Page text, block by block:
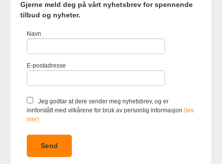
Nyhetsbrev
Foretaksregisteret 920903363
du får en bedre kjøpsopplevelse og
bruker cookies hovedsaklig til å
hva du har puttet i handlekurven
din. Fortsett å bruke siden som
mer
Gjerne meld deg på vårt nyhetsbrev for spennende
tilbud og nyheter.
Navn
E-postadresse
Jeg godtar at dere sender meg nyhetsbrev, og er
innforstått med vilkårene for bruk av personlig informasjon(les
mer)